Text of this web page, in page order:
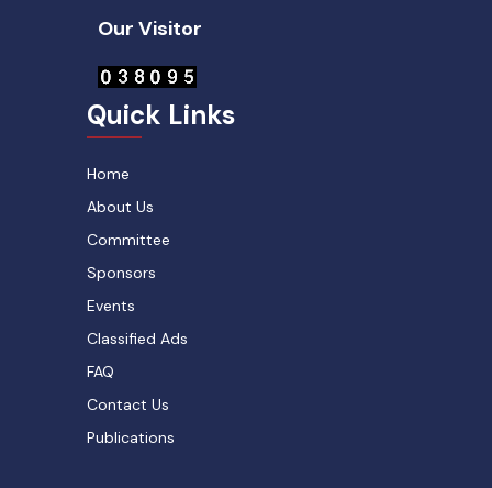
Our Visitor
Quick Links
Home
About Us
Committee
Sponsors
Events
Classified Ads
FAQ
Contact Us
Publications